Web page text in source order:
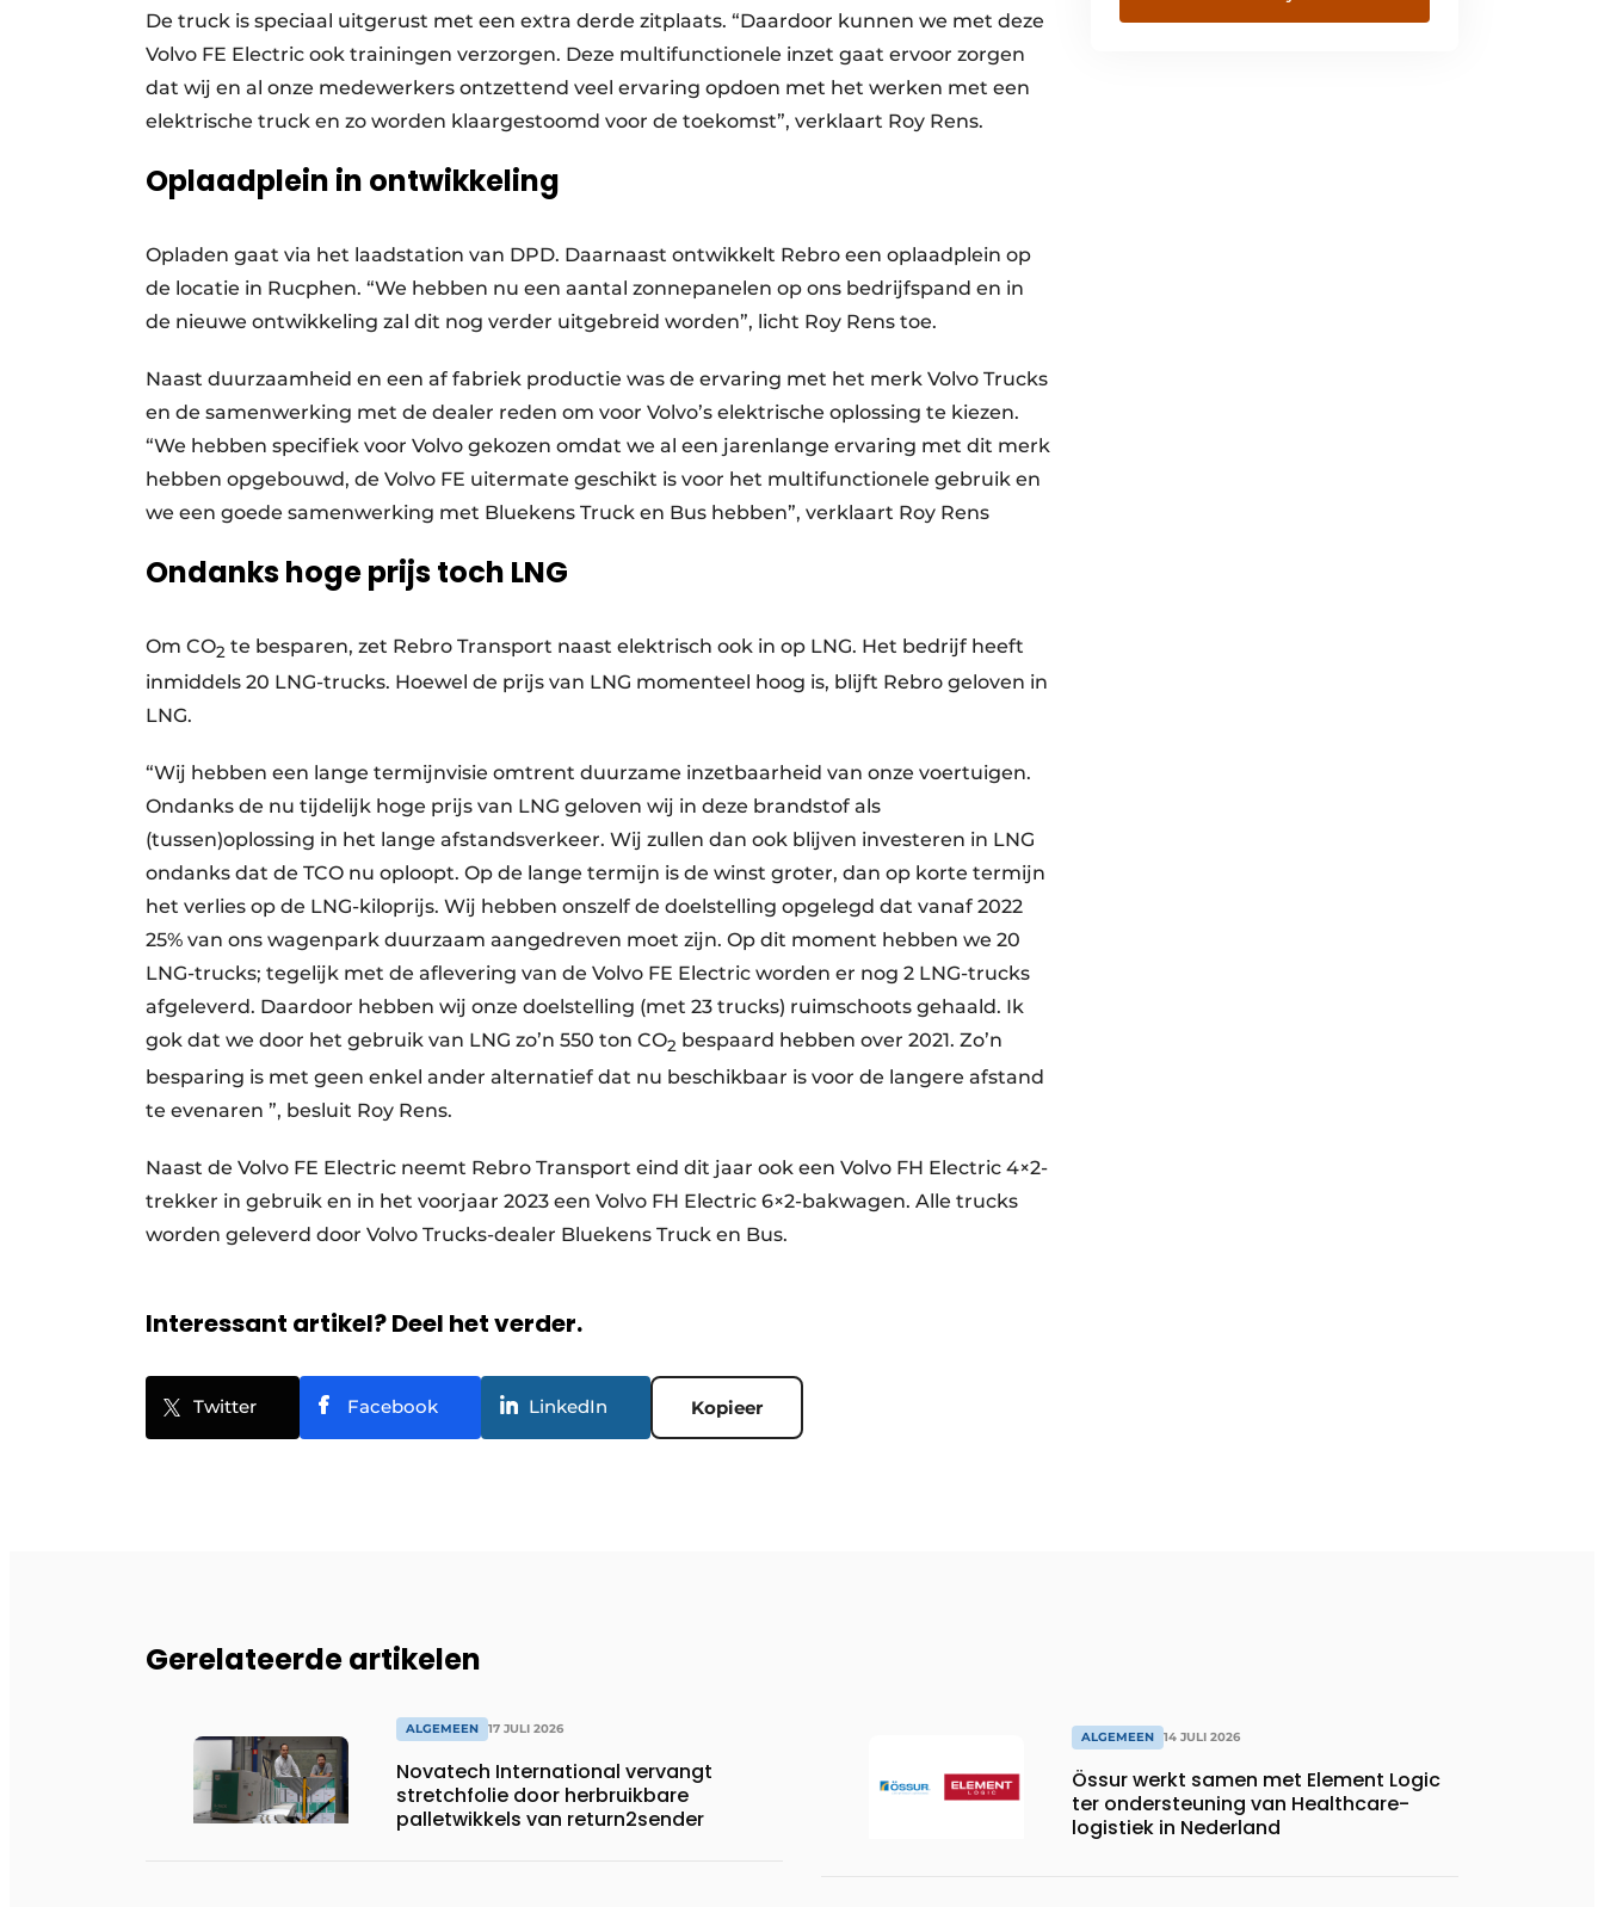
De truck is speciaal uitgerust met een extra derde zitplaats. “Daardoor kunnen we met deze
Volvo FE Electric ook trainingen verzorgen. Deze multifunctionele inzet gaat ervoor zorgen
dat wij en al onze medewerkers ontzettend veel ervaring opdoen met het werken met een
elektrische truck en zo worden klaargestoomd voor de toekomst”, verklaart Roy Rens.
Oplaadplein in ontwikkeling
Opladen gaat via het laadstation van DPD. Daarnaast ontwikkelt Rebro een oplaadplein op
de locatie in Rucphen. “We hebben nu een aantal zonnepanelen op ons bedrijfspand en in
de nieuwe ontwikkeling zal dit nog verder uitgebreid worden”, licht Roy Rens toe.
Naast duurzaamheid en een af fabriek productie was de ervaring met het merk Volvo Trucks
en de samenwerking met de dealer reden om voor Volvo’s elektrische oplossing te kiezen.
“We hebben specifiek voor Volvo gekozen omdat we al een jarenlange ervaring met dit merk
hebben opgebouwd, de Volvo FE uitermate geschikt is voor het multifunctionele gebruik en
we een goede samenwerking met Bluekens Truck en Bus hebben”, verklaart Roy Rens
Ondanks hoge prijs toch LNG
Om CO2 te besparen, zet Rebro Transport naast elektrisch ook in op LNG. Het bedrijf heeft
inmiddels 20 LNG-trucks. Hoewel de prijs van LNG momenteel hoog is, blijft Rebro geloven in
LNG.
“Wij hebben een lange termijnvisie omtrent duurzame inzetbaarheid van onze voertuigen.
Ondanks de nu tijdelijk hoge prijs van LNG geloven wij in deze brandstof als
(tussen)oplossing in het lange afstandsverkeer. Wij zullen dan ook blijven investeren in LNG
ondanks dat de TCO nu oploopt. Op de lange termijn is de winst groter, dan op korte termijn
het verlies op de LNG-kiloprijs. Wij hebben onszelf de doelstelling opgelegd dat vanaf 2022
25% van ons wagenpark duurzaam aangedreven moet zijn. Op dit moment hebben we 20
LNG-trucks; tegelijk met de aflevering van de Volvo FE Electric worden er nog 2 LNG-trucks
afgeleverd. Daardoor hebben wij onze doelstelling (met 23 trucks) ruimschoots gehaald. Ik
gok dat we door het gebruik van LNG zo’n 550 ton CO2 bespaard hebben over 2021. Zo’n
besparing is met geen enkel ander alternatief dat nu beschikbaar is voor de langere afstand
te evenaren ”, besluit Roy Rens.
Naast de Volvo FE Electric neemt Rebro Transport eind dit jaar ook een Volvo FH Electric 4×2-
trekker in gebruik en in het voorjaar 2023 een Volvo FH Electric 6×2-bakwagen. Alle trucks
worden geleverd door Volvo Trucks-dealer Bluekens Truck en Bus.
Interessant artikel? Deel het verder.
Twitter Facebook LinkedIn Kopieer
Gerelateerde artikelen
ALGEMEEN 17 JULI 2026
Novatech International vervangt
stretchfolie door herbruikbare
palletwikkels van return2sender
ALGEMEEN 14 JULI 2026
Össur werkt samen met Element Logic
ter ondersteuning van Healthcare-
logistiek in Nederland